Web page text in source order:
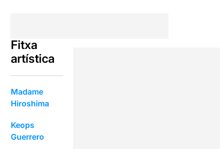
Fitxa
artística
Madame
Hiroshima
Keops
Guerrero